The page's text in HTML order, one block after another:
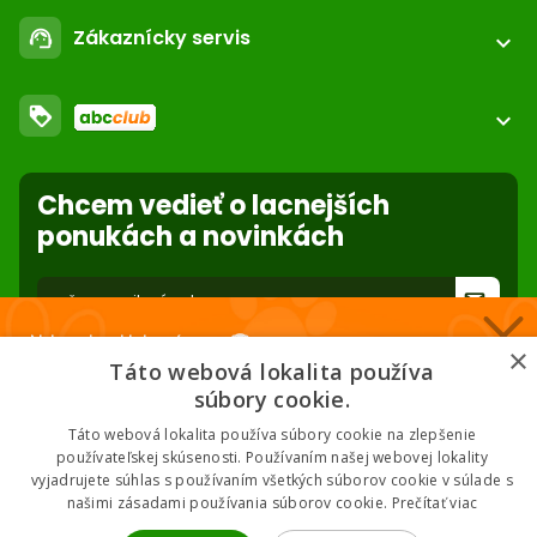
email podpora@abc-zoo.sk
Registrácia / login
Kontakt
O nás
Nastavenia súborov cookie
support_agent Zákaznícky servis expand_more
Obchodné podmienky
Dodacie podmienky
Reklamácie
Ochrana osobných údajov
loyalty expand_more
Použite body a nakupujte lacnejšie!
Viac info
Chcem vedieť o lacnejších
ponukách a novinkách
forward_to_inbox
* Zadaním e-mailu súhlasíte so spracovaním osobných údajov na účely
Nakupuj za klubové ceny 🏆
Nižšie ceny na vybrané produkty. 2 % cashback. Členstvo zadarmo.
Chcem klubové ceny
×
Táto webová lokalita používa
súbory cookie.
Táto webová lokalita používa súbory cookie na zlepšenie
používateľskej skúsenosti. Používaním našej webovej lokality
vyjadrujete súhlas s používaním všetkých súborov cookie v súlade s
našimi zásadami používania súborov cookie. Prečítať viac